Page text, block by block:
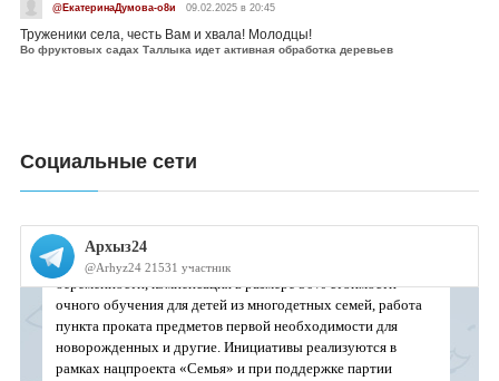
@ЕкатеринаДумова-о8и 09.02.2025 в 20:45
Труженики села, честь Вам и хвала! Молодцы!
Во фруктовых садах Таллыка идет активная обработка деревьев
Социальные сети